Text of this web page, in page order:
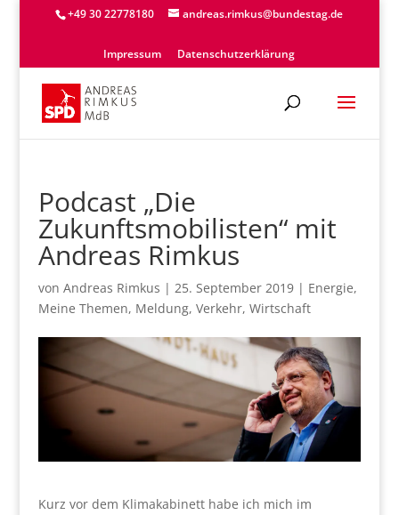
+49 30 22778180 andreas.rimkus@bundestag.de
Impressum Datenschutzerklärung
Podcast „Die
Zukunftsmobilisten“ mit
Andreas Rimkus
von Andreas Rimkus | 25. September 2019| Energie,
Meine Themen, Meldung, Verkehr, Wirtschaft
Kurz vor dem Klimakabinett habe ich mich im